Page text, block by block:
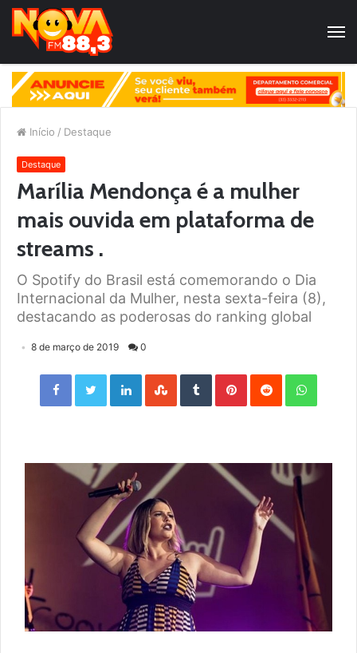
Início / Destaque
Destaque
Marília Mendonça é a mulher
mais ouvida em plataforma de
streams .
O Spotify do Brasil está comemorando o Dia
Internacional da Mulher, nesta sexta-feira (8),
destacando as poderosas do ranking global
8 de março de 2019 0
Facebook Twitter LinkedIn StumbleUpon Tumblr Pinterest Reddit